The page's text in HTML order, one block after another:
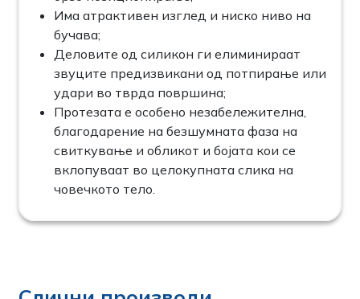
Има атрактивен изглед и ниско ниво на
бучава;
Деловите од силикон ги елиминираат
звуците предизвикани од потпирање или
удари во тврда површина;
Протезата е особено незабележителна,
благодарение на безшумната фаза на
свиткување и обликот и бојата кои се
вклопуваат во целокупната слика на
човечкото тело.